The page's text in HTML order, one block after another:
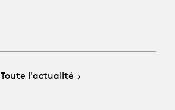
Toute l'actualité